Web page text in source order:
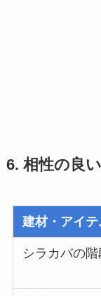
6. 相性の良
建材・アイテ
シラカバの階